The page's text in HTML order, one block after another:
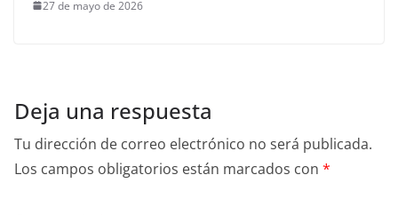
27 de mayo de 2026
Deja una respuesta
Tu dirección de correo electrónico no será publicada.
Los campos obligatorios están marcados con *